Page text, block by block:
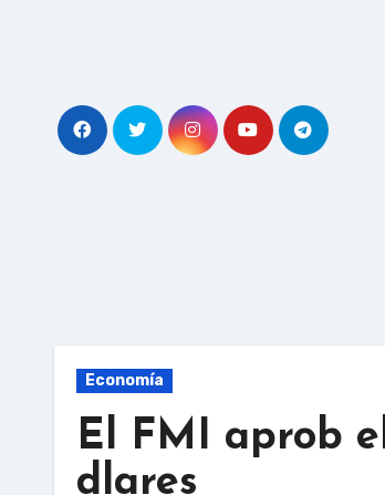
Economía
El FMI aprob
dlares